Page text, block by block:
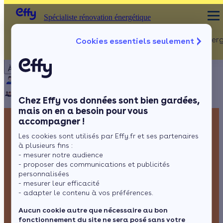
Cookies essentiels seulement
Chez Effy vos données sont bien gardées,
mais on en a besoin pour vous
accompagner !
Les cookies sont utilisés par Effy.fr et ses partenaires
à plusieurs fins :
- mesurer notre audience
- proposer des communications et publicités
personnalisées
- mesurer leur efficacité
- adapter le contenu à vos préférences.
Aucun cookie autre que nécessaire au bon
fonctionnement du site ne sera posé sans votre
À propos
Notre équipe
Rejoignez-nous Presse
Spécialiste rénovation énergétique Rénovation
Murs
Sols
Spécialiste rénovation énergétique